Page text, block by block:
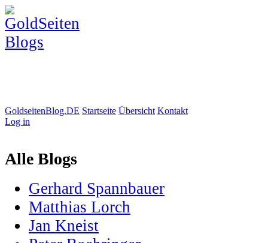
GoldseitenBlog.DE Startseite Übersicht Kontakt
Log in
Alle Blogs
Gerhard Spannbauer
Matthias Lorch
Jan Kneist